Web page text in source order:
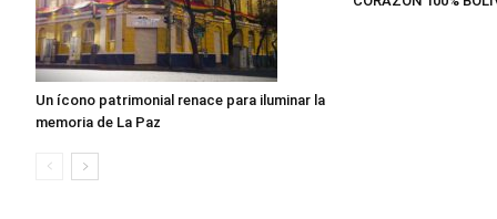
Un ícono patrimonial renace para iluminar la
memoria de La Paz